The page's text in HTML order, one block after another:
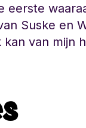
eerste
Suske en
van mijn